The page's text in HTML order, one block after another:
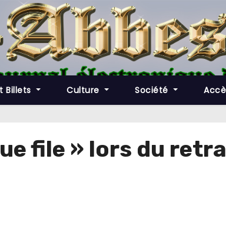
Billets Culture Société
file » lors du